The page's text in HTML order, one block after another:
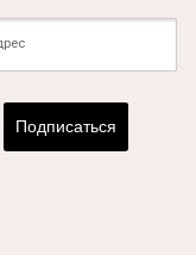
Подписаться